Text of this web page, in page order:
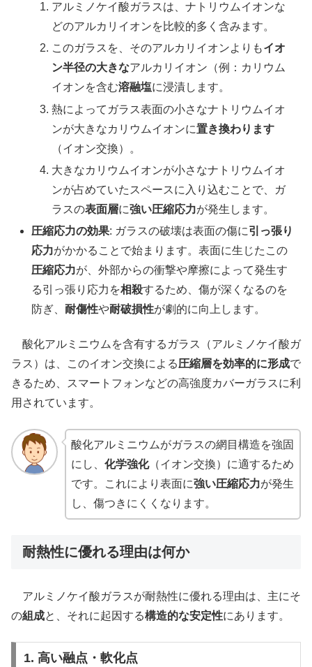
アルミノケイ酸ガラスは、ナトリウムイオンな
どのアルカリイオンを比較的多く含みます。
このガラスを、そのアルカリイオンよりもイオ
ン半径の大きなアルカリイオン（例：カリウム
イオンを含む溶融塩に浸漬します。
熱によってガラス表面の小さなナトリウムイオ
ンが大きなカリウムイオンに置き換わります
（イオン交換）。
大きなカリウムイオンが小さなナトリウムイオ
ンが占めていたスペースに入り込むことで、ガ
ラスの表面層に強い圧縮応力が発生します。
圧縮応力の効果: ガラスの破壊は表面の傷に引っ張り
応力がかかることで始まります。表面に生じたこの
圧縮応力が、外部からの衝撃や摩擦によって発生す
る引っ張り応力を相殺するため、傷が深くなるのを
防ぎ、耐傷性や耐破損性が劇的に向上します。
酸化アルミニウムを含有するガラス（アルミノケイ酸ガ
ラス）は、このイオン交換による圧縮層を効率的に形成で
きるため、スマートフォンなどの高強度カバーガラスに利
用されています。
酸化アルミニウムがガラスの網目構造を強固
にし、 化学強化（イオン交換）に適するため
です。これにより表面に強い圧縮応力が発生
し、傷つきにくくなります。
耐熱性に優れる理由は何か
アルミノケイ酸ガラスが耐熱性に優れる理由は、主にそ
の組成と、それに起因する構造的な安定性にあります。
1. 高い融点・軟化点